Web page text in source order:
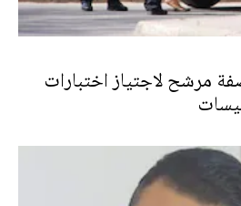
مرشح لاجتياز اختبارات